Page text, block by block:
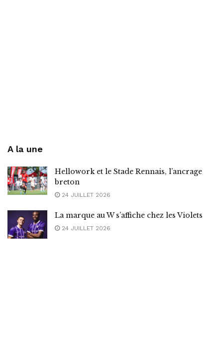
A la une
Hellowork et le Stade Rennais, l’ancrage
breton
24 JUILLET 2026
La marque au W s’affiche chez les Violets
24 JUILLET 2026